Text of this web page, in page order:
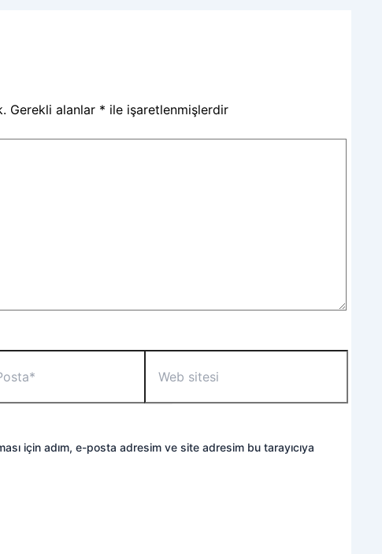
Gerekli alanlar * ile işaretlenmişlerdir
sitesi
için adım, e-posta adresim ve site adresim bu tarayıcıya